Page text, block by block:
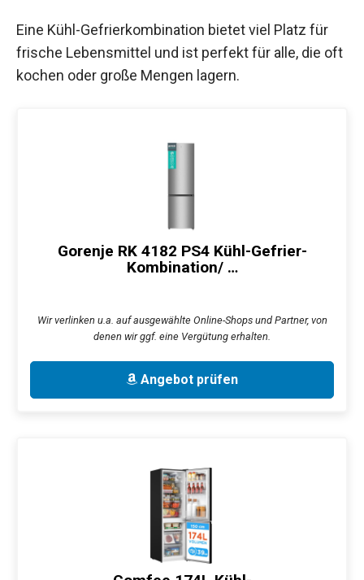
Eine Kühl-Gefrierkombination bietet viel Platz für
frische Lebensmittel und ist perfekt für alle, die oft
kochen oder große Mengen lagern.
Gorenje RK 4182 PS4 Kühl-Gefrier-
Kombination/ …
Wir verlinken u.a. auf ausgewählte Online-Shops und Partner, von
denen wir ggf. eine Vergütung erhalten.
Angebot prüfen